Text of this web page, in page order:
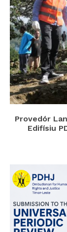
Provedór
Edifísiu